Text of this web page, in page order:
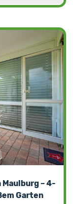
Maulburg – 4-
Garten